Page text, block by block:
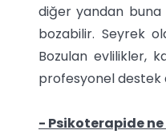
diğer yandan buna
bozabilir. Seyrek
Bozulan evlilikler,
profesyonel destek
- Psikoterapide